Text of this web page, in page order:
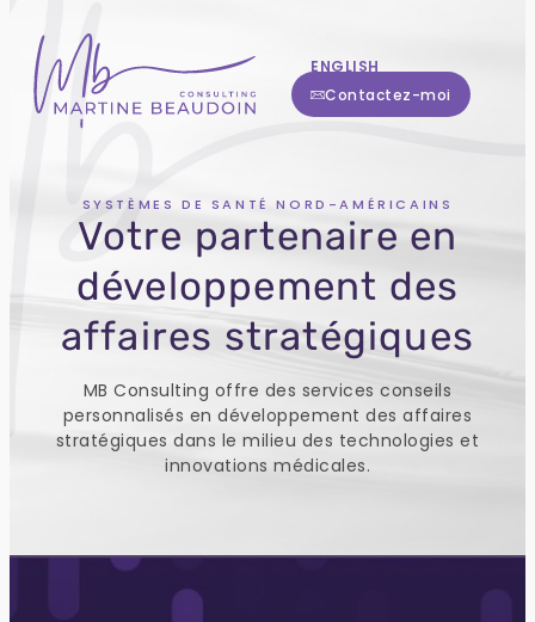
ENGLISH
Contactez-moi
SYSTÈMES DE SANTÉ NORD-AMÉRICAINS
Votre partenaire en
développement des
affaires stratégiques
MB Consulting offre des services conseils
personnalisés en développement des affaires
stratégiques dans le milieu des technologies et
innovations médicales.